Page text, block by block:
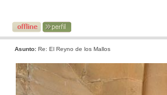
Asunto: Re: El Reyno de los Mallos